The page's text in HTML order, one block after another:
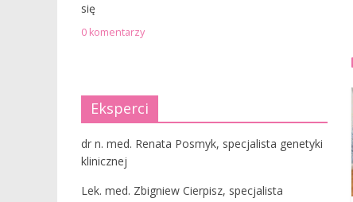
się
0 komentarzy
Eksperci
dr n. med. Renata Posmyk, specjalista genetyki
klinicznej
Lek. med. Zbigniew Cierpisz, specjalista